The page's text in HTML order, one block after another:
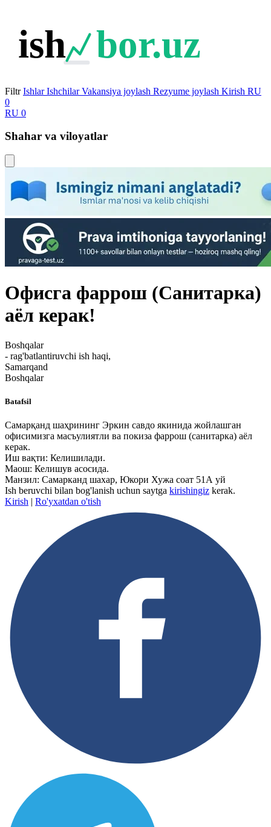
ish bor.uz
Filtr Ishlar Ishchilar Vakansiya joylash Rezyume joylash Kirish RU
0
RU 0
Shahar va viloyatlar
Офисга фаррош (Санитарка)
аёл керак!
Boshqalar
- rag'batlantiruvchi ish haqi,
Samarqand
Boshqalar
Batafsil
Самарқанд шаҳрининг Эркин савдо якинида жойлашган
офисимизга масъулиятли ва покиза фаррош (санитарка) аёл
керак.
Иш вақти: Келишилади.
Маош: Келишув асосида.
Манзил: Самарканд шахар, Юкори Хужа соат 51А уй
Ish beruvchi bilan bog'lanish uchun saytga kirishingiz kerak.
Kirish | Ro'yxatdan o'tish